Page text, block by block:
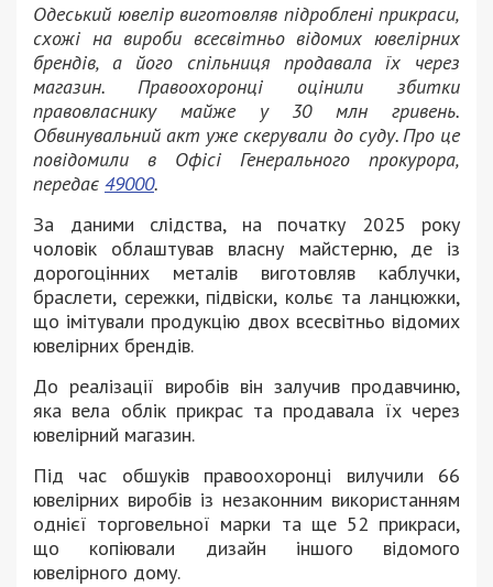
Одеський ювелір виготовляв підроблені прикраси,
схожі на вироби всесвітньо відомих ювелірних
брендів, а його спільниця продавала їх через
магазин. Правоохоронці оцінили збитки
правовласнику майже у 30 млн гривень.
Обвинувальний акт уже скерували до суду. Про це
повідомили в Офісі Генерального прокурора,
передає 49000.
За даними слідства, на початку 2025 року
чоловік облаштував власну майстерню, де із
дорогоцінних металів виготовляв каблучки,
браслети, сережки, підвіски, кольє та ланцюжки,
що імітували продукцію двох всесвітньо відомих
ювелірних брендів.
До реалізації виробів він залучив продавчиню,
яка вела облік прикрас та продавала їх через
ювелірний магазин.
Під час обшуків правоохоронці вилучили 66
ювелірних виробів із незаконним використанням
однієї торговельної марки та ще 52 прикраси,
що копіювали дизайн іншого відомого
ювелірного дому.